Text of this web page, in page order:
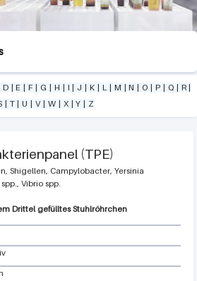
D | E | F | G | H | I | J | K | L | M | N | O | P | Q | R |
| T | U | V | W | X | Y | Z
(TPE)
Shigellen, Campylobacter, Yersinia
Vibrio spp.
Drittel gefülltes Stuhlröhrchen